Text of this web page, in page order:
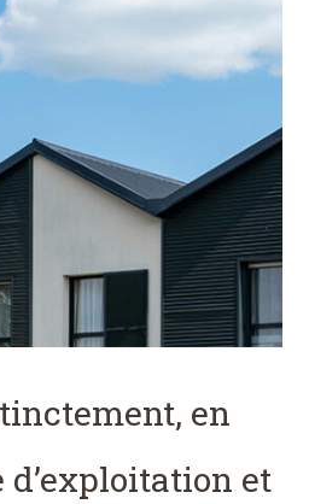
en
d’exploitation et